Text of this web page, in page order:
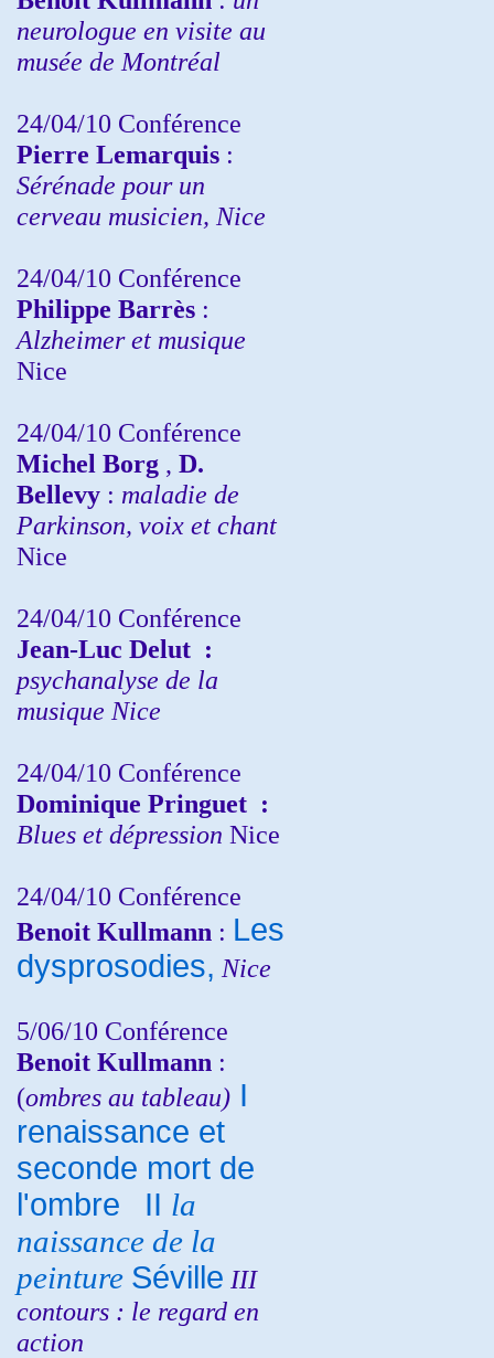
neurologue en visite au
musée de Montréal
24/04/10 Conférence
Pierre Lemarquis :
Sérénade pour un
cerveau musicien, Nice
24/04/10 Conférence
Philippe Barrès :
Alzheimer et musique
Nice
24/04/10 Conférence
Michel Borg , D.
Bellevy : maladie de
Parkinson, voix et chant
Nice
24/04/10 Conférence
Jean-Luc Delut :
psychanalyse de la
musique Nice
24/04/10 Conférence
Dominique Pringuet :
Blues et dépression Nice
24/04/10 Conférence
Benoit Kullmann : Les
dysprosodies, Nice
5/06/10 Conférence
Benoit Kullmann :
(ombres au tableau) I
renaissance et
seconde mort de
l'ombre
II la
naissance de la
peinture Séville III
contours : le regard en
action